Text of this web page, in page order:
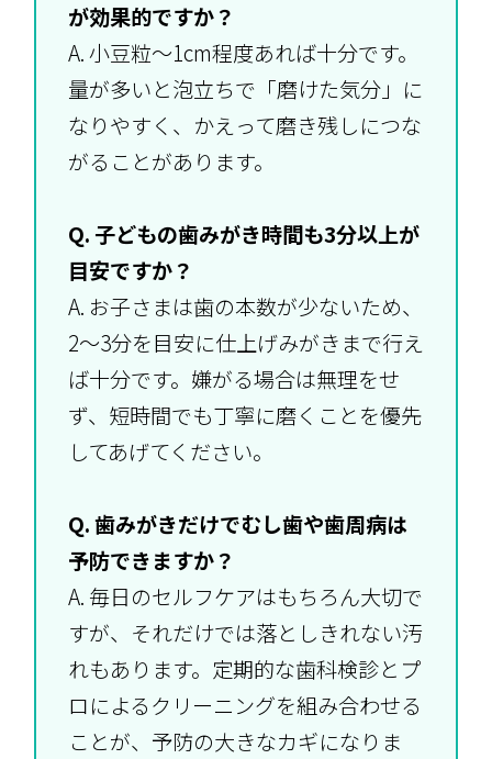
が効果的ですか？
A. 小豆粒〜1cm程度あれば十分です。
量が多いと泡立ちで「磨けた気分」に
なりやすく、かえって磨き残しにつな
がることがあります。
Q. 子どもの歯みがき時間も3分以上が
目安ですか？
A. お子さまは歯の本数が少ないため、
2〜3分を目安に仕上げみがきまで行え
ば十分です。嫌がる場合は無理をせ
ず、短時間でも丁寧に磨くことを優先
してあげてください。
Q. 歯みがきだけでむし歯や歯周病は
予防できますか？
A. 毎日のセルフケアはもちろん大切で
すが、それだけでは落としきれない汚
れもあります。定期的な歯科検診とプ
ロによるクリーニングを組み合わせる
ことが、予防の大きなカギになりま